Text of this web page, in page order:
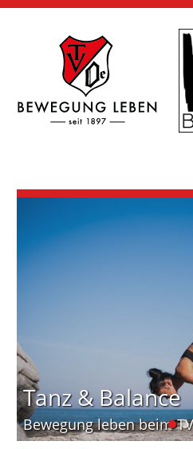
Tanz & Balance
Bewegung leben beim